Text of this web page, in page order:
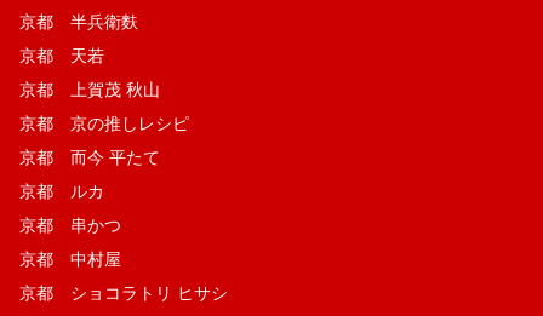
京都 半兵衛麩
京都 天若
京都 上賀茂 秋山
京都 京の推しレシピ
京都 而今 平たて
京都 ルカ
京都 串かつ
京都 中村屋
京都 ショコラトリ ヒサシ